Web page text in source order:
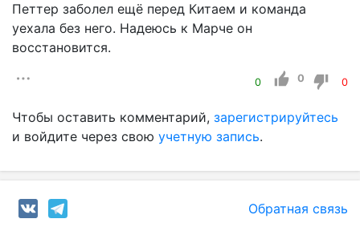
Петтер заболел ещё перед Китаем и команда
уехала без него. Надеюсь к Марче он
восстановится.
0 0 0
Чтобы оставить комментарий, зарегистрируйтесь
и войдите через свою учетную запись.
Обратная связь